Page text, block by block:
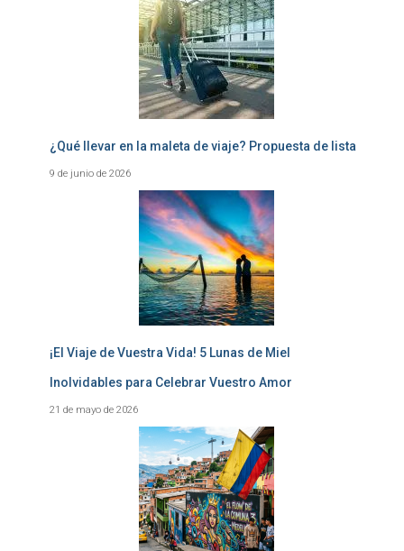
¿Qué llevar en la maleta de viaje? Propuesta de lista
9 de junio de 2026
¡El Viaje de Vuestra Vida! 5 Lunas de Miel
Inolvidables para Celebrar Vuestro Amor
21 de mayo de 2026